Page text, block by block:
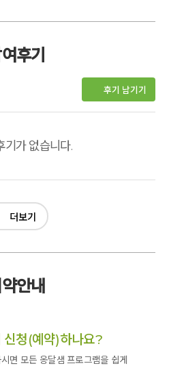
후기
후기 남기기
기가 없습니다.
더보기
안내
신청(예약)하나요?
면 모든 옹달샘 프로그램을 쉽게